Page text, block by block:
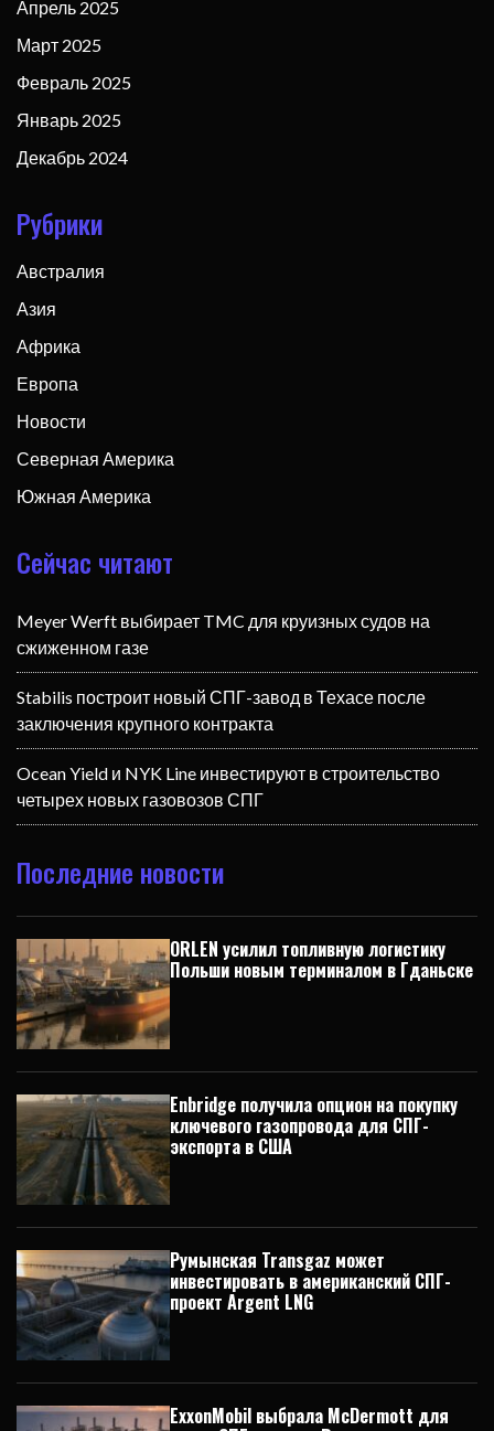
Апрель 2025
Март 2025
Февраль 2025
Январь 2025
Декабрь 2024
Рубрики
Австралия
Азия
Африка
Европа
Новости
Северная Америка
Южная Америка
Сейчас читают
Meyer Werft выбирает TMC для круизных судов на
сжиженном газе
Stabilis построит новый СПГ-завод в Техасе после
заключения крупного контракта
Ocean Yield и NYK Line инвестируют в строительство
четырех новых газовозов СПГ
Последние новости
ORLEN усилил топливную логистику
Польши новым терминалом в Гданьске
Enbridge получила опцион на покупку
ключевого газопровода для СПГ-
экспорта в США
Румынская Transgaz может
инвестировать в американский СПГ-
проект Argent LNG
ExxonMobil выбрала McDermott для